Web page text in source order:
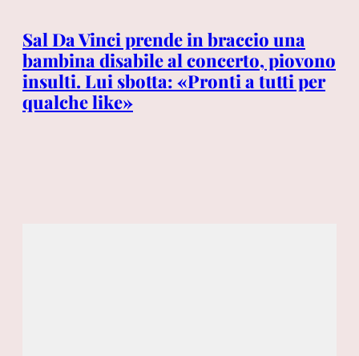
Sal Da Vinci prende in braccio una
bambina disabile al concerto, piovono
insulti. Lui sbotta: «Pronti a tutti per
qualche like»